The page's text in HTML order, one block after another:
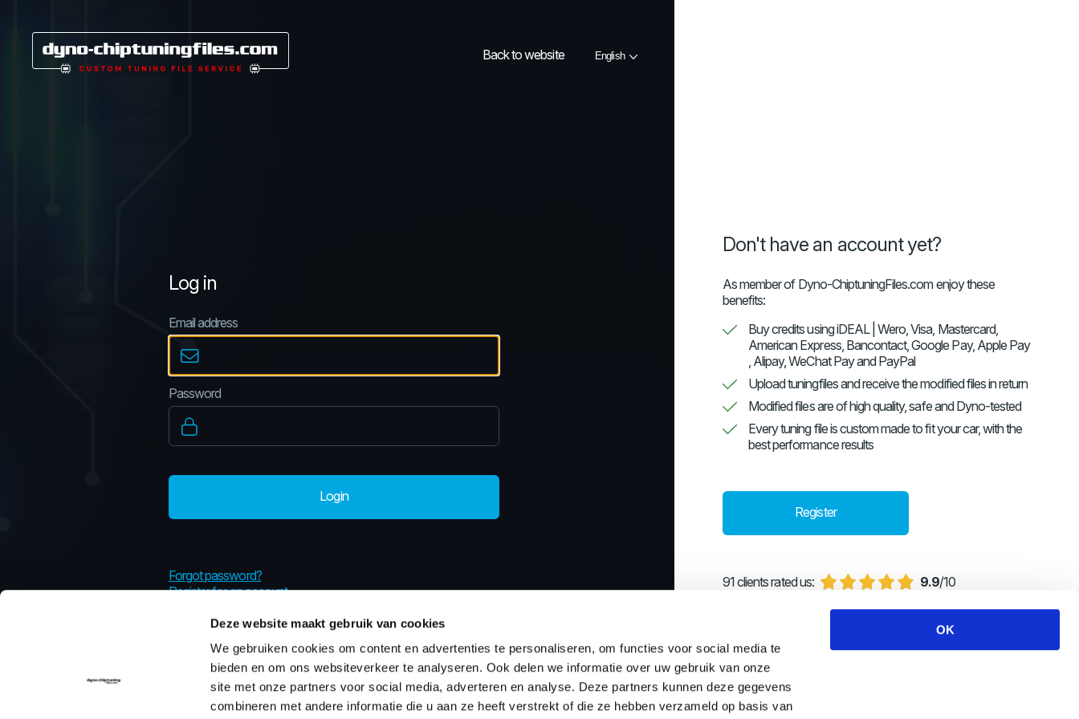
Deze website maakt gebruik van cookies
We gebruiken cookies om content en advertenties te personaliseren, om functies voor social media te
bieden en om ons websiteverkeer te analyseren. Ook delen we informatie over uw gebruik van onze
site met onze partners voor social media, adverteren en analyse. Deze partners kunnen deze gegevens
combineren met andere informatie die u aan ze heeft verstrekt of die ze hebben verzameld op basis van
OK
Back to website English
Log in
Email address
Password
Login
Forgot password?
Register for an account
Don't have an account yet?
As member of Dyno-ChiptuningFiles.com enjoy these
benefits:
Buy credits using iDEAL | Wero, Visa, Mastercard,
American Express, Bancontact, Google Pay, Apple Pay
, Alipay, WeChat Pay and PayPal
Upload tuningfiles and receive the modified files in return
Modified files are of high quality, safe and Dyno-tested
Every tuning file is custom made to fit your car, with the
best performance results
Register
91 clients rated us: 9.9/10
Deutsch
Français
Español
Italiano